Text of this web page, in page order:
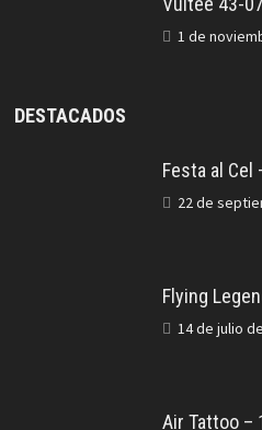
1 de
DESTACADOS
Festa al
22 de
Flying
14 de julio
Air Tattoo –